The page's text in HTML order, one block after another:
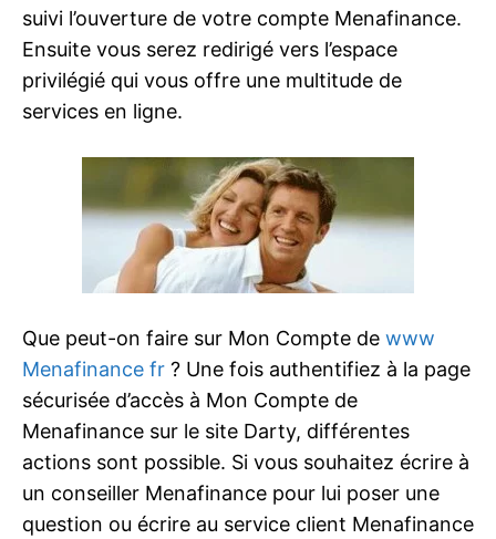
suivi l’ouverture de votre compte Menafinance.
Ensuite vous serez redirigé vers l’espace
privilégié qui vous offre une multitude de
services en ligne.
Que peut-on faire sur Mon Compte de www
Menafinance fr ? Une fois authentifiez à la page
sécurisée d’accès à Mon Compte de
Menafinance sur le site Darty, différentes
actions sont possible. Si vous souhaitez écrire à
un conseiller Menafinance pour lui poser une
question ou écrire au service client Menafinance